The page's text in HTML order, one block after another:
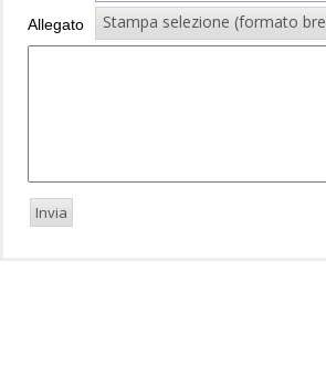
Allegato
Stampa selezione (formato